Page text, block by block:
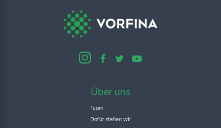
Über uns
Team
Dafür stehen wir